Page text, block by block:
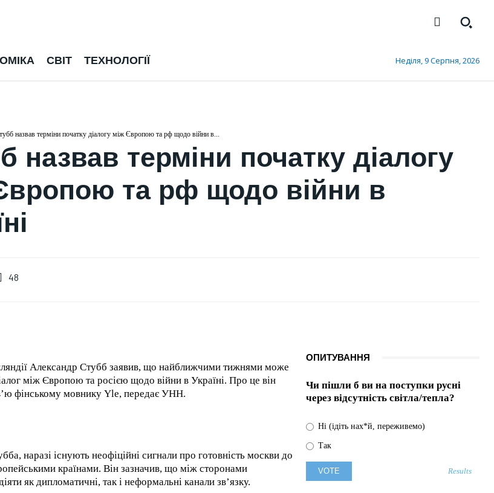
СВІТ ТЕХНОЛОГІЇ Неділя, 9 Серпня, 2026
назвав терміни початку діалогу між Європою та рф щодо війни в...
назвав терміни початку діалогу
та рф щодо війни в
48
Александр Стубб заявив, що найближчими тижнями може
між Європою та росією щодо війни в Україні. Про це він
фінському мовнику Yle, передає УНН.
наразі існують неофіційні сигнали про готовність москви до
країнами. Він зазначив, що між сторонами
як дипломатичні, так і неформальні канали зв’язку.
ОПИТУВАННЯ
Чи пішли б ви на поступки русні
через відсутність світла/тепла?
Ні (ідіть нах*й, переживемо)
Так
Results